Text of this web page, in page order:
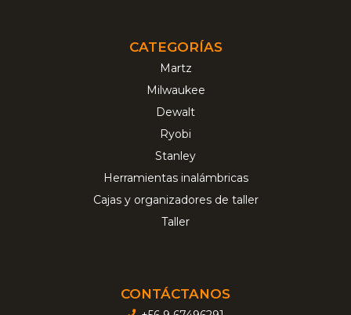
CATEGORÍAS
Martz
Milwaukee
Dewalt
Ryobi
Stanley
Herramientas inalámbricas
Cajas y organizadores de taller
Taller
CONTÁCTANOS